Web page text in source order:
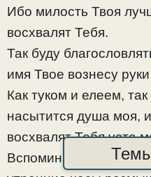
Ибо милость Твоя
восхвалят Тебя.
Так буду
имя Твое вознесу
Как туком и елеем,
насытится душа моя,
восхвалят Тебя уста
Вспоминал я о Тебе